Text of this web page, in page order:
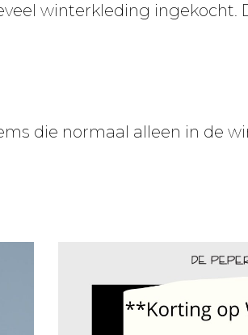
winterkleding ingekocht.
die normaal alleen in de